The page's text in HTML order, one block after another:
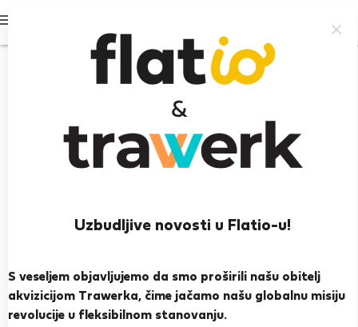
Uzbudljive novosti u Flatio-u!
S veseljem objavljujemo da smo proširili našu obitelj
akvizicijom Trawerka, čime jačamo našu globalnu misiju
revolucije u fleksibilnom stanovanju.
Rosa M.
Llíber
PRIKAŽI ŽIVOTOPIS